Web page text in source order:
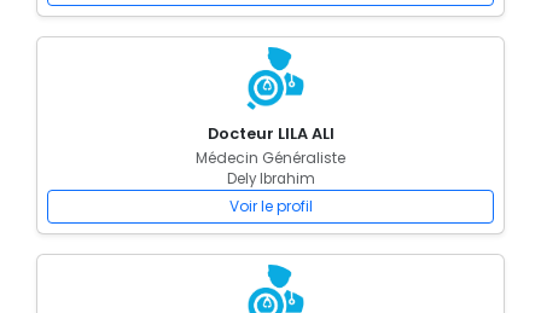
Docteur LILA ALI
Médecin Généraliste
Dely Ibrahim
Voir le profil